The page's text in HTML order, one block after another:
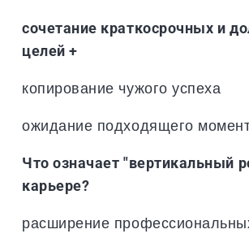
сочетание краткосрочных и
целей +
копирование чужого успеха
ожидание подходящего
Что означает "вертикальный
карьере?
расширение